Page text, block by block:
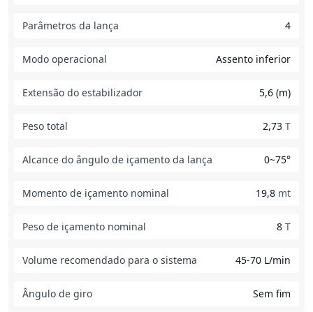
Parâmetros da lança 4
Modo operacional Assento inferior
Extensão do estabilizador 5,6 (m)
Peso total 2,73 T
Alcance do ângulo de içamento da lança 0~75°
Momento de içamento nominal 19,8 mt
Peso de içamento nominal 8 T
Volume recomendado para o sistema 45-70 L/min
Ângulo de giro Sem fim